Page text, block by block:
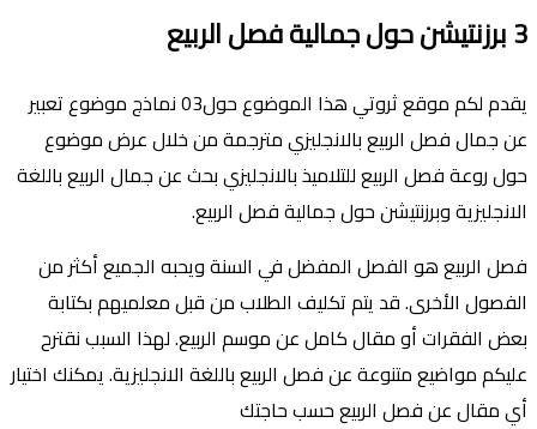
3برزنتيشنحول جماليةفصل الربيع
يقدم لكم موقع ثروتي هذا الموضوع حول03 نماذج موضوع تعبير
عن جمال فصل الربيع بالانجليزي مترجمة من خلال عرض موضوع
حول روعة فصل الربيع للتلاميذ بالانجليزي بحث عن جمال الربيع باللغة
الانجليزية وبرزنتيشن حول جمالية فصل الربيع.
فصل الربيع هو الفصل المفضل في السنة ويحبه الجميع أكثر من
الفصول الأخرى. قد يتم تكليف الطلاب من قبل معلميهم بكتابة
بعض الفقرات أو مقال كامل عن موسم الربيع. لهذا السبب نقترح
عليكم مواضيع متنوعة عن فصل الربيع باللغة الانجليزية. يمكنك اختيار
أي مقال عن فصل الربيع حسب حاجتك